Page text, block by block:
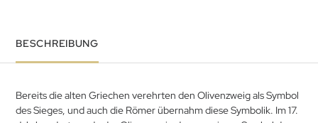
BESCHREIBUNG
Bereits die alten Griechen verehrten den Olivenzweig als Symbol
des Sieges, und auch die Römer übernahm diese Symbolik. Im 17.